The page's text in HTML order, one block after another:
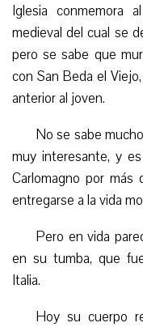
Iglesia conmemora
medieval del cual se
pero se sabe que
con San Beda el
anterior al joven.
No se sabe
muy interesante, y
Carlomagno por más
entregarse a la vida
Pero en vida
en su tumba, que
Italia.
Hoy su cuerpo